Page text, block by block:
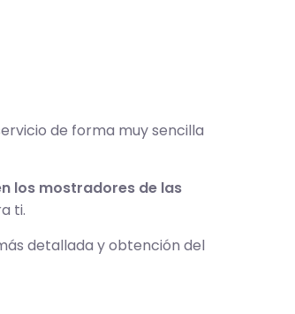
de forma muy sencilla
los mostradores de las
ti.
detallada y obtención del